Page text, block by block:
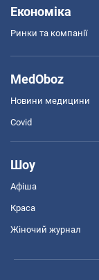
Економіка
Ринки та компанії
MedOboz
Новини медицини
Covid
Шоу
Афіша
Краса
Жіночий журнал